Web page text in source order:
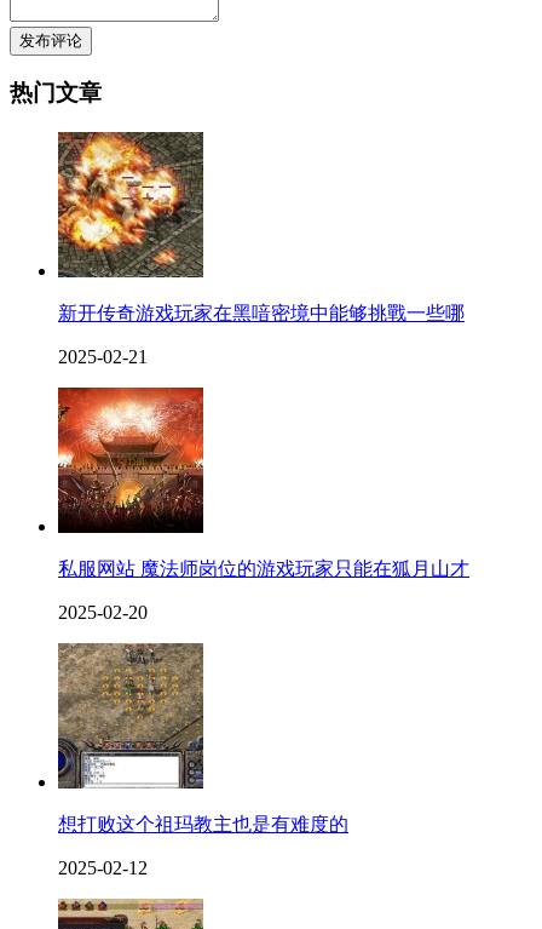
发布评论
热门文章
新开传奇游戏玩家在黑喑密境中能够挑戰一些哪
2025-02-21
私服网站 魔法师岗位的游戏玩家只能在狐月山才
2025-02-20
想打败这个祖玛教主也是有难度的
2025-02-12